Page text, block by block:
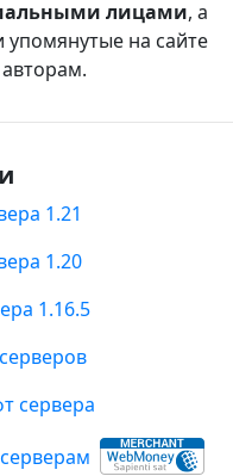
лицами, а
на сайте
1.21
1.20
1.16.5
сервера